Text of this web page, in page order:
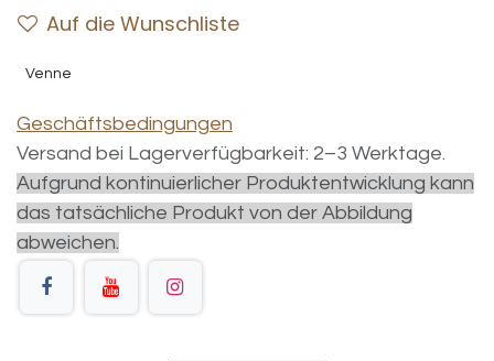
Auf die Wunschliste
Venne
Geschäftsbedingungen
Versand bei Lagerverfügbarkeit: 2–3 Werktage.
Aufgrund kontinuierlicher Produktentwicklung kann
das tatsächliche Produkt von der Abbildung
abweichen.